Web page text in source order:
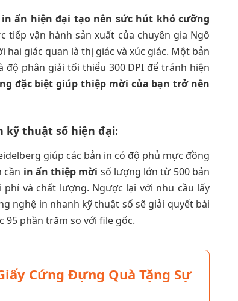
ấn hiện đại tạo nên sức hút khó cưỡng
tiếp vận hành sản xuất của chuyên gia Ngô
giác quan là thị giác và xúc giác. Một bản
độ phân giải tối thiểu 300 DPI để tránh hiện
đặc biệt giúp thiệp mời của bạn trở nên
kỹ thuật số hiện đại:
giúp các bản in có độ phủ mực đồng
cần in ấn thiệp mời số lượng lớn từ 500 bản
và chất lượng. Ngược lại với nhu cầu lấy
nghệ in nhanh kỹ thuật số sẽ giải quyết bài
phần trăm so với file gốc.
Cứng Đựng Quà Tặng Sự